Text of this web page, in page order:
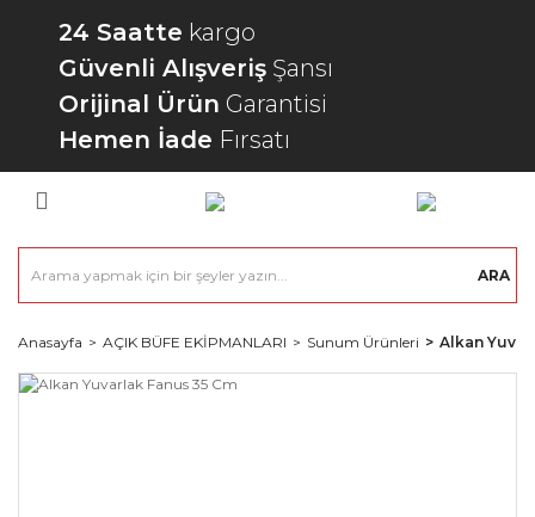
24 Saatte kargo
Güvenli Alışveriş Şansı
Orijinal Ürün Garantisi
Hemen İade Fırsatı
ARA
Anasayfa AÇIK BÜFE EKİPMANLARI Sunum Ürünleri Alkan